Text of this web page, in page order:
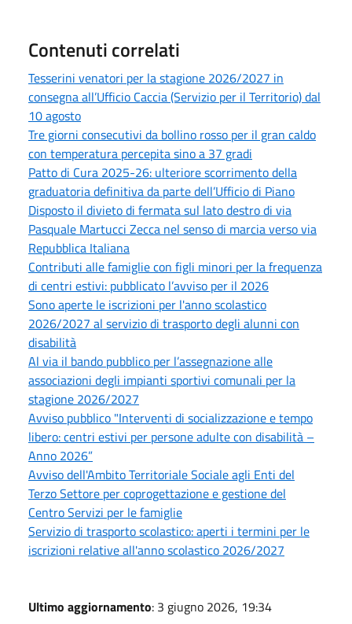
Contenuti correlati
Tesserini venatori per la stagione 2026/2027 in
consegna all’Ufficio Caccia (Servizio per il Territorio) dal
10 agosto
Tre giorni consecutivi da bollino rosso per il gran caldo
con temperatura percepita sino a 37 gradi
Patto di Cura 2025-26: ulteriore scorrimento della
graduatoria definitiva da parte dell’Ufficio di Piano
Disposto il divieto di fermata sul lato destro di via
Pasquale Martucci Zecca nel senso di marcia verso via
Repubblica Italiana
Contributi alle famiglie con figli minori per la frequenza
di centri estivi: pubblicato l’avviso per il 2026
Sono aperte le iscrizioni per l'anno scolastico
2026/2027 al servizio di trasporto degli alunni con
disabilità
Al via il bando pubblico per l’assegnazione alle
associazioni degli impianti sportivi comunali per la
stagione 2026/2027
Avviso pubblico "Interventi di socializzazione e tempo
libero: centri estivi per persone adulte con disabilità –
Anno 2026”
Avviso dell'Ambito Territoriale Sociale agli Enti del
Terzo Settore per coprogettazione e gestione del
Centro Servizi per le famiglie
Servizio di trasporto scolastico: aperti i termini per le
iscrizioni relative all'anno scolastico 2026/2027
Ultimo aggiornamento: 3 giugno 2026, 19:34